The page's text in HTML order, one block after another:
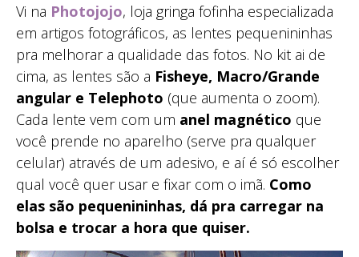
Vi na Photojojo, loja gringa fofinha especializada
em artigos fotográficos, as lentes pequenininhas
pra melhorar a qualidade das fotos. No kit ai de
cima, as lentes são a Fisheye, Macro/Grande
angular e Telephoto (que aumenta o zoom).
Cada lente vem com um anel magnético que
você prende no aparelho (serve pra qualquer
celular) através de um adesivo, e aí é só escolher
qual você quer usar e fixar com o imã. Como
elas são pequenininhas, dá pra carregar na
bolsa e trocar a hora que quiser.